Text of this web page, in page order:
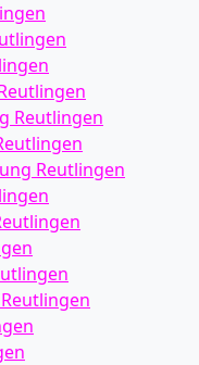
Reutlingen
Reutlingen